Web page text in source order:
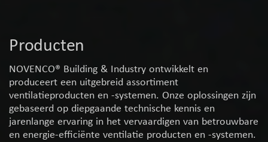
Producten
NOVENCO® Building & Industry ontwikkelt en
produceert een uitgebreid assortiment
ventilatieproducten en -systemen. Onze oplossingen zijn
gebaseerd op diepgaande technische kennis en
jarenlange ervaring in het vervaardigen van betrouwbare
en energie-efficiënte ventilatie producten en -systemen.